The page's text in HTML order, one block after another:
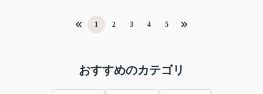
1 2 3 4 5
おすすめのカテゴリ